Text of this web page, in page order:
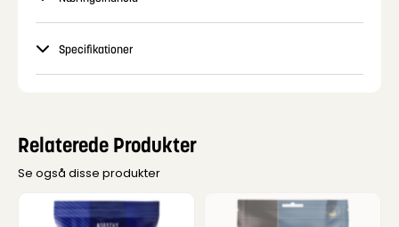
Specifikationer
Relaterede Produkter
Se også disse produkter